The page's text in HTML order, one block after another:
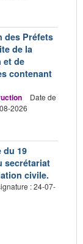
des Préfets
de la
et de
contenant
Date de
2026
du 19
secrétariat
civile.
: 24-07-